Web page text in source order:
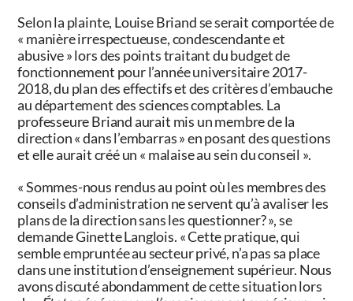
Selon la plainte, Louise Briandse serait comportée de
« manière irrespectueuse, condescendante et
abusive » lors des points traitant du budget de
fonctionnement pour l’année universitaire 2017-
2018, du plan des effectifs et des critères d’embauche
au département des sciences comptables. La
professeure Briand aurait mis un membre de la
direction « dans l’embarras » en posant des questions
et elle aurait créé un « malaise au sein du conseil ».
« Sommes-nous rendus au point où les membres des
conseils d’administration ne servent qu’à avaliser les
plans de la direction sans les questionner? », se
demandeGinette Langlois. « Cette pratique, qui
semble empruntée au secteur privé, n’a pas sa place
dans une institution d’enseignement supérieur. Nous
avons discuté abondamment de cette situation lors